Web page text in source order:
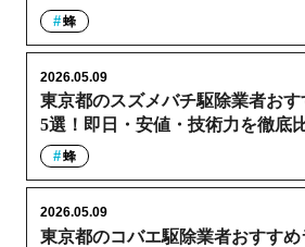
蜂
東京都のスズメバチ駆除業者お
5選！即日・安値・技術力を徹底
2026.05.09
蜂
東京都のコバエ駆除業者おすすめ
2026.05.09